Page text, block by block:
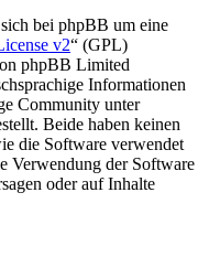
bei phpBB um eine
v2“ (GPL)
phpBB Limited
Informationen
Community unter
Beide haben keinen
die Software verwendet
Verwendung der Software
oder auf Inhalte